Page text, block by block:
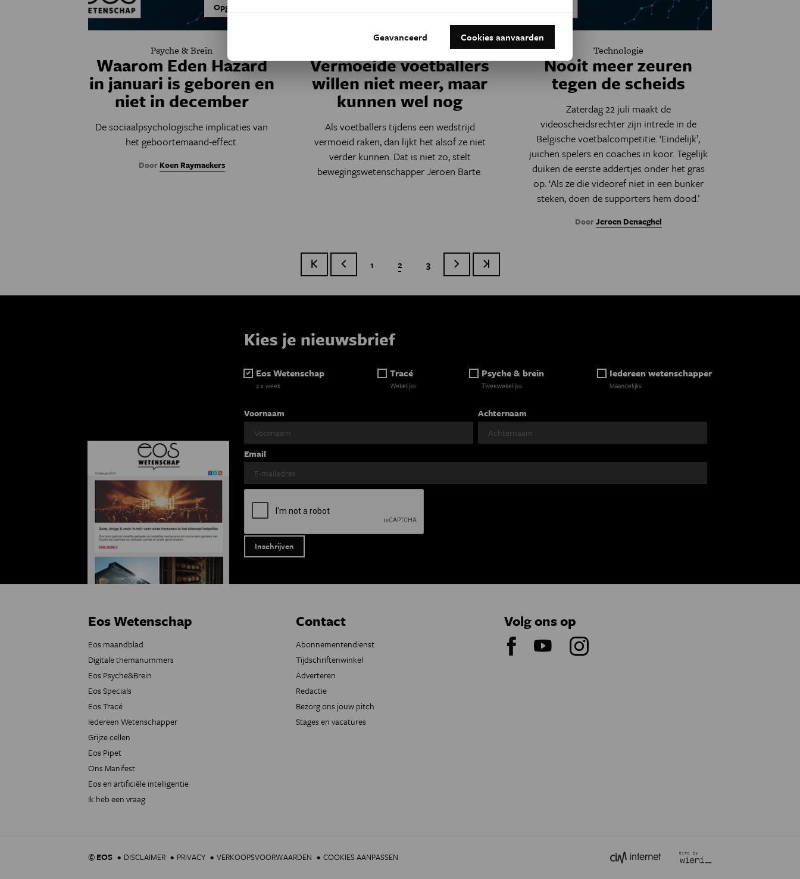
OpgroeienBlog
Psyche & Brein
Waarom Eden Hazard
in januari is geboren en
niet in december
De sociaalpsychologische implicaties van
het geboortemaand-effect.
Door Koen Raymaekers
Vermoeide voetballers
willen niet meer, maar
kunnen wel nog
Als voetballers tijdens een wedstrijd
vermoeid raken, dan lijkt het alsof ze niet
verder kunnen. Dat is niet zo, stelt
bewegingswetenschapper Jeroen Barte.
Technologie
Nooit meer zeuren
tegen de scheids
Zaterdag 22 juli maakt de
videoscheidsrechter zijn intrede in de
Belgische voetbalcompetitie. ‘Eindelijk’,
juichen spelers en coaches in koor. Tegelijk
duiken de eerste addertjes onder het gras
op. ‘Als ze die videoref niet in een bunker
steken, doen de supporters hem dood.’
DoorJeroen Denaeghel
Eerste paginaVorige pagina
Page
1 Huidige pagina
2 Page
3 Volgende pagina
Laatste pagina
Kies je nieuwsbrief
Eos Wetenschap
2 x week
Tracé
Wekelijks
Psyche & brein
Tweewekelijks
Iedereen wetenschapper
Maandelijks
Voornaam Achternaam
Email
Eos Wetenschap
Eos maandblad
Digitale themanummers
Eos Psyche&Brein
Eos Specials
Eos Tracé
Iedereen Wetenschapper
Grijze cellen
Eos Pipet
Ons Manifest
Eos en artificiële intelligentie
Ik heb een vraag
Contact
Abonnementendienst
Tijdschriftenwinkel
Adverteren
Redactie
Bezorg ons jouw pitch
Stages en vacatures
Volg ons op
© EOS DISCLAIMER PRIVACY VERKOOPSVOORWAARDEN COOKIES AANPASSEN
Geavanceerd Cookies aanvaarden